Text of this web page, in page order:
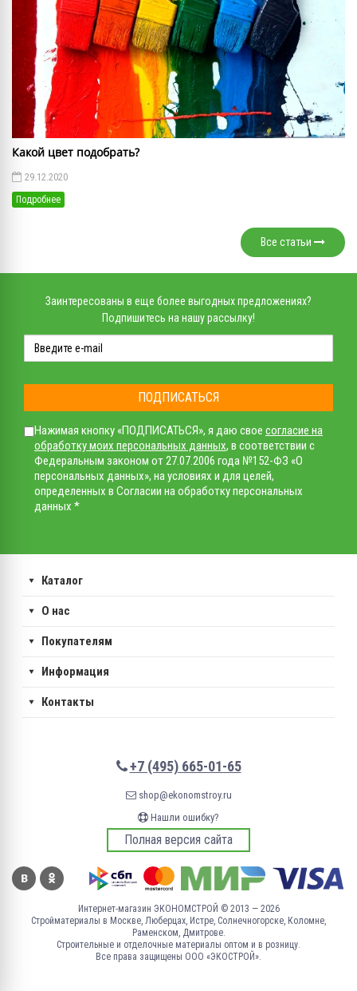
Какой цвет подобрать?
29.12.2020
Подробнее
Все статьи
Заинтересованы в еще более выгодных предложениях?
Подпишитесь на нашу рассылку!
ПОДПИСАТЬСЯ
Нажимая кнопку «ПОДПИСАТЬСЯ», я даю свое согласие на
обработку моих персональных данных, в соответствии с
Федеральным законом от 27.07.2006 года №152-ФЗ «О
персональных данных», на условиях и для целей,
определенных в Согласии на обработку персональных
данных *
Каталог
О нас
Покупателям
Информация
Контакты
+7 (495) 665-01-65
shop@ekonomstroy.ru
Нашли ошибку?
Полная версия сайта
Интернет-магазин ЭКОНОМСТРОЙ © 2013 — 2026
Стройматериалы в Москве, Люберцах, Истре, Солнечногорске, Коломне,
Раменском, Дмитрове.
Строительные и отделочные материалы оптом и в розницу.
Все права защищены ООО «ЭКОСТРОЙ».